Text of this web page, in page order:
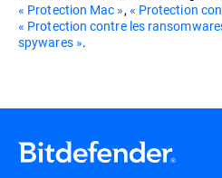
« Protection Mac »,« Protection
« Protection contre les
spywares ».